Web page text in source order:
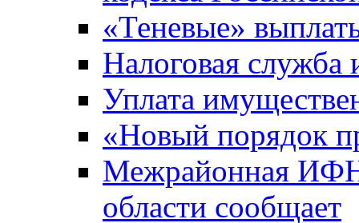
«Теневые»
Налоговая служба
Уплата
«Новый порядок
Межрайонная
области сообщает